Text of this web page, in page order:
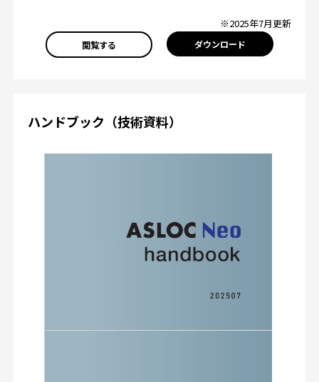
※2025年7月更新
閲覧する ダウンロード
ハンドブック（技術資料）